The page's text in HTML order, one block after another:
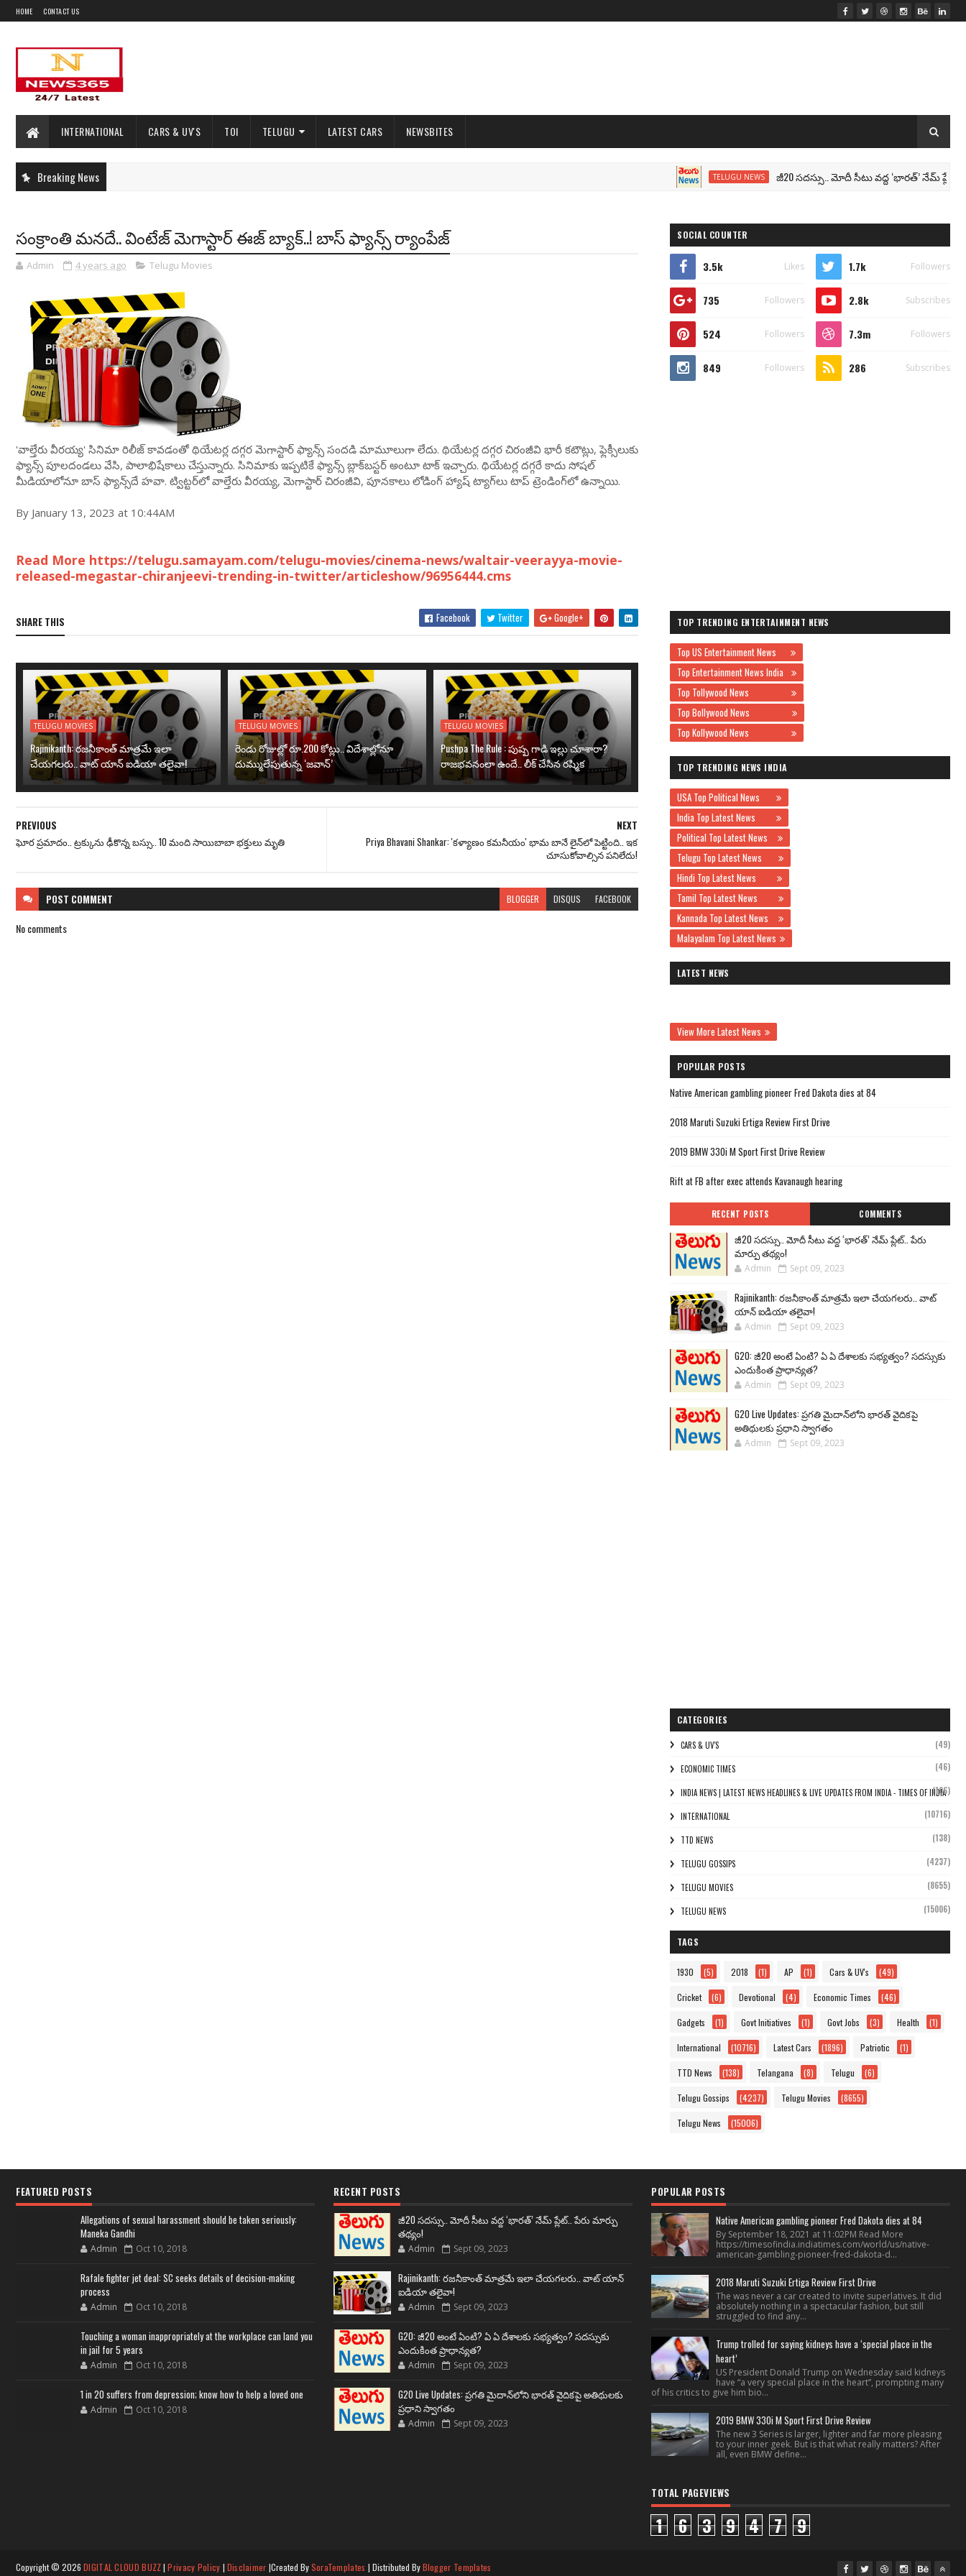
HOME CONTACT US
INTERNATIONAL CARS & UV'S TOI TELUGU LATEST CARS NEWSBITES
Breaking News TELUGU NEWS జీ20 సదస్సు.. మోదీ సీటు వద్ద ‘భారత్’ నేమ్ ప్లేట్‌.. పేరు
సంక్రాంతి మనదే.. వింటేజ్ మెగాస్టార్ ఈజ్ బ్యాక్..! బాస్ ఫ్యాన్స్ ర్యాంపేజ్
Admin 4 years ago Telugu Movies
'వాల్తేరు వీరయ్య' సినిమా రిలీజ్ కావడంతో థియేటర్ల దగ్గర మెగాస్టార్ ఫ్యాన్స్ సందడి మామూలుగా లేదు. థియేటర్ల దగ్గర చిరంజీవి భారీ కటౌట్లు, ఫ్లెక్సీలుకు
ఫ్యాన్స్ పూలదండలు వేసి, పాలాభిషేకాలు చేస్తున్నారు. సినిమాకు ఇప్పటికే ఫ్యాన్స్ బ్లాక్‌బస్టర్ అంటూ టాక్ ఇచ్చారు. థియేటర్ల దగ్గరే కాదు సోషల్
మీడియాలోనూ బాస్ ఫ్యాన్స్‌దే హవా. ట్విట్టర్‌లో వాల్తేరు వీరయ్య, మెగాస్టార్ చిరంజీవి, పూనకాలు లోడింగ్ హ్యాష్ ట్యాగ్‌లు టాప్ ట్రెండింగ్‌లో ఉన్నాయి.
By January 13, 2023 at 10:44AM
Read More https://telugu.samayam.com/telugu-movies/cinema-news/waltair-veerayya-movie-
released-megastar-chiranjeevi-trending-in-twitter/articleshow/96956444.cms
SHARE THIS Facebook Twitter Google+
TELUGU MOVIES
Rajinikanth: రజనీకాంత్ మాత్రమే ఇలా
చేయగలరు.. వాట్ యాన్ ఐడియా తలైవా!
TELUGU MOVIES
రెండు రోజుల్లో రూ.200 కోట్లు.. విదేశాల్లోనూ
దుమ్ములేపుతున్న ‘జవాన్’
TELUGU MOVIES
Pushpa The Rule : పుష్ప గాడి ఇల్లు చూశారా?
రాజభవనంలా ఉందే.. లీక్ చేసిన రష్మిక
NEXT
Priya Bhavani Shankar: 'కళ్యాణం కమనీయం' భామ బానే లైన్‌లో పెట్టింది.. ఇక
చూసుకోవాల్సిన పనిలేదు!
PREVIOUS
ఘోర ప్రమాదం.. ట్రక్కును ఢీకొన్న బస్సు.. 10 మంది సాయిబాబా భక్తులు మృతి
POST COMMENT BLOGGER DISQUS FACEBOOK
No comments
SOCIAL COUNTER
3.5k Likes 1.7k Followers
735 Followers 2.8k Subscribes
524 Followers 7.3m Followers
849 Followers 286 Subscribes
TOP TRENDING ENTERTAINMENT NEWS
Top US Entertainment News
Top Entertainment News India
Top Tollywood News
Top Bollywood News
Top Kollywood News
TOP TRENDING NEWS INDIA
USA Top Political News
India Top Latest News
Political Top Latest News
Telugu Top Latest News
Hindi Top Latest News
Tamil Top Latest News
Kannada Top Latest News
Malayalam Top Latest News
LATEST NEWS
View More Latest News
POPULAR POSTS
Native American gambling pioneer Fred Dakota dies at 84
2018 Maruti Suzuki Ertiga Review First Drive
2019 BMW 330i M Sport First Drive Review
Rift at FB after exec attends Kavanaugh hearing
RECENT POSTS COMMENTS
జీ20 సదస్సు.. మోదీ సీటు వద్ద ‘భారత్’ నేమ్ ప్లేట్‌.. పేరు
మార్పు తథ్యం!
Admin Sept 09, 2023
Rajinikanth: రజనీకాంత్ మాత్రమే ఇలా చేయగలరు.. వాట్
యాన్ ఐడియా తలైవా!
Admin Sept 09, 2023
G20: జీ20 అంటే ఏంటి? ఏ ఏ దేశాలకు సభ్యత్వం? సదస్సుకు
ఎందుకింత ప్రాధాన్యత?
Admin Sept 09, 2023
G20 Live Updates: ప్రగతి మైదాన్‌లోని భారత్ వైదికపై
అతిథులకు ప్రధాని స్వాగతం
Admin Sept 09, 2023
CATEGORIES
CARS & UV'S (49)
ECONOMIC TIMES (46)
INDIA NEWS | LATEST NEWS HEADLINES & LIVE UPDATES FROM INDIA - TIMES OF INDIA
(106)
INTERNATIONAL (10716)
TTD NEWS (138)
TELUGU GOSSIPS (4237)
TELUGU MOVIES (8655)
TELUGU NEWS (15006)
TAGS
1930 (5) 2018 (1) AP (1) Cars & UV's (49)
Cricket (6) Devotional (4) Economic Times (46)
Gadgets (1) Govt Initiatives (1) Govt Jobs (3) Health (1)
International (10716) Latest Cars (1896) Patriotic (1)
TTD News (138) Telangana (8) Telugu (6)
Telugu Gossips (4237) Telugu Movies (8655)
Telugu News (15006)
FEATURED POSTS
Allegations of sexual harassment should be taken seriously:
Maneka Gandhi
Admin Oct 10, 2018
Rafale fighter jet deal: SC seeks details of decision-making
process
Admin Oct 10, 2018
Touching a woman inappropriately at the workplace can land you
in jail for 5 years
Admin Oct 10, 2018
1 in 20 suffers from depression; know how to help a loved one
Admin Oct 10, 2018
RECENT POSTS
జీ20 సదస్సు.. మోదీ సీటు వద్ద ‘భారత్’ నేమ్ ప్లేట్‌.. పేరు మార్పు
తథ్యం!
Admin Sept 09, 2023
Rajinikanth: రజనీకాంత్ మాత్రమే ఇలా చేయగలరు.. వాట్ యాన్
ఐడియా తలైవా!
Admin Sept 09, 2023
G20: జీ20 అంటే ఏంటి? ఏ ఏ దేశాలకు సభ్యత్వం? సదస్సుకు
ఎందుకింత ప్రాధాన్యత?
Admin Sept 09, 2023
G20 Live Updates: ప్రగతి మైదాన్‌లోని భారత్ వైదికపై అతిథులకు
ప్రధాని స్వాగతం
Admin Sept 09, 2023
POPULAR POSTS
Native American gambling pioneer Fred Dakota dies at 84
By September 18, 2021 at 11:02PM Read More
https://timesofindia.indiatimes.com/world/us/native-
american-gambling-pioneer-fred-dakota-d...
2018 Maruti Suzuki Ertiga Review First Drive
The was never a car created to invite superlatives. It did
absolutely nothing in a spectacular fashion, but still
struggled to find any...
Trump trolled for saying kidneys have a ‘special place in the
heart’
US President Donald Trump on Wednesday said kidneys
have “a very special place in the heart”, prompting many
of his critics to give him bio...
2019 BMW 330i M Sport First Drive Review
The new 3 Series is larger, lighter and far more pleasing
to your inner geek. But is that what really matters? After
all, even BMW define...
TOTAL PAGEVIEWS
1 6 3 9 4 7 9
Copyright © 2026 DIGITAL CLOUD BUZZ|Privacy Policy | Disclaimer |Created BySoraTemplates | Distributed ByBlogger Templates